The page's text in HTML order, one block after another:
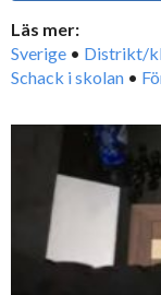
Läs mer:
Sverige • Distrikt/
Schack i skolan •